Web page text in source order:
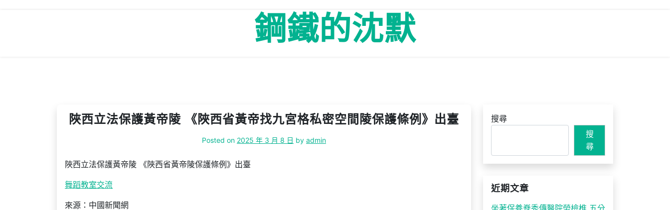
鋼鐵的沈默
陜西立法保護黃帝陵 《陜西省黃帝找九宮格私密空間陵保護條例》出臺
Posted on 2025 年 3 月 8 日 by admin
陜西立法保護黃帝陵 《陜西省黃帝陵保護條例》出臺
舞蹈教室交流
來源：中國新聞網
搜尋
搜
尋
近期文章
坐著保養脊秀傳醫院勞檢椎 五分